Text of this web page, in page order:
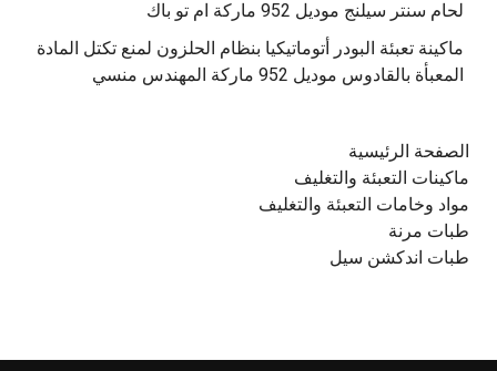
‫ماكينة تعبئة البودر أتوماتيكيا بنظام الحلزون لمنع تكتل المادة
الصفحة الرئيسية
ماكينات التعبئة والتغليف
مواد وخامات التعبئة والتغليف
طبات مرنة
طبات اندكشن سيل